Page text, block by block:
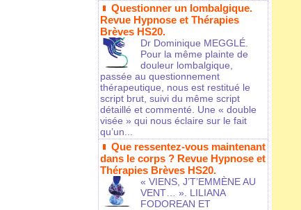
Questionner un lombalgique.
Revue Hypnose et Thérapies
Brèves HS20.
Dr Dominique MEGGLÉ.
Pour la même plainte de
douleur lombalgique,
passée au questionnement
thérapeutique, nous est restitué le
script brut, suivi du même script
détaillé et commenté. Une « double
visée » qui nous éclaire sur le fait
qu’un...
Que ressentez-vous maintenant
dans le corps ? Revue Hypnose et
Thérapies Brèves HS20.
« VIENS, J’T’EMMÈNE AU
VENT… ». LILIANA
FODOREAN ET